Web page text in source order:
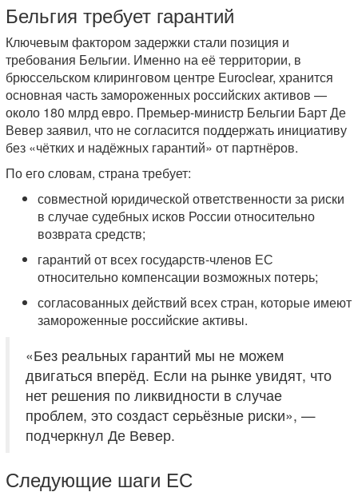
Бельгия требует гарантий
Ключевым фактором задержки стали позиция и
требования Бельгии. Именно на её территории, в
брюссельском клиринговом центре Euroclear, хранится
основная часть замороженных российских активов —
около 180 млрд евро. Премьер-министр Бельгии Барт Де
Вевер заявил, что не согласится поддержать инициативу
без «чётких и надёжных гарантий» от партнёров.
По его словам, страна требует:
совместной юридической ответственности за риски
в случае судебных исков России относительно
возврата средств;
гарантий от всех государств-членов ЕС
относительно компенсации возможных потерь;
согласованных действий всех стран, которые имеют
замороженные российские активы.
«Без реальных гарантий мы не можем
двигаться вперёд. Если на рынке увидят, что
нет решения по ликвидности в случае
проблем, это создаст серьёзные риски», —
подчеркнул Де Вевер.
Следующие шаги ЕС